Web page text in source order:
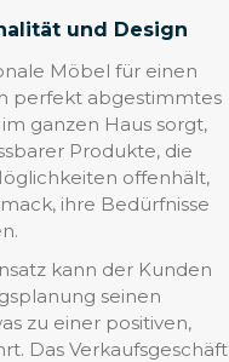
und Design
Möbel für einen
perfekt abgestimmtes
ganzen Haus sorgt,
Produkte, die
offenhält,
ihre Bedürfnisse
kann der Kunden
seinen
zu einer positiven,
Das Verkaufsgeschäft